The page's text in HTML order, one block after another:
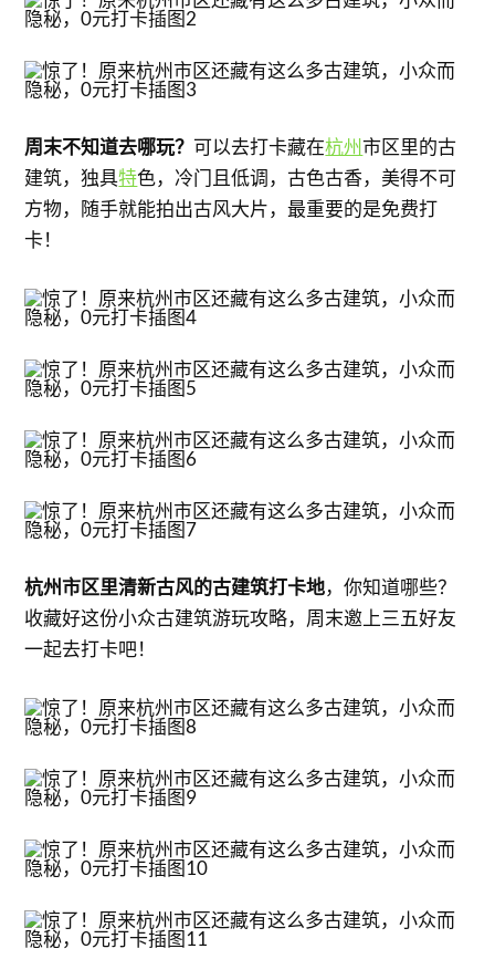
周末不知道去哪玩？ 可以去打卡藏在杭州市区里的古
建筑，独具特色，冷门且低调，古色古香，美得不可
方物，随手就能拍出古风大片，最重要的是免费打
卡！
杭州市区里清新古风的古建筑打卡地，你知道哪些？
收藏好这份小众古建筑游玩攻略，周末邀上三五好友
一起去打卡吧！